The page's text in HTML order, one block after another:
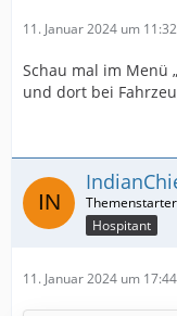
11. Januar 2024 um 11:32
Schau mal im Menü
und dort bei
Hospitant
11. Januar 2024 um 17:44